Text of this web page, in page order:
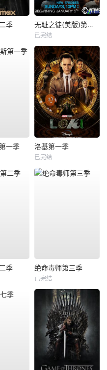
季 无耻之徒(美版)第一季
已完结
一季 洛基第一季
已完结
季 绝命毒师第三季
已完结